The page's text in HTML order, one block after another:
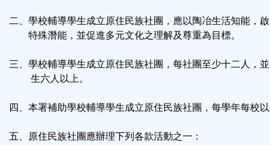
區
二、學校輔導學生成立原住民族社團，應以陶冶生活知能，
特殊潛能，並促進多元文化之理解及尊重為目標。
三、學校輔導學生成立原住民族社團，每社團至少十二人，
生六人以上。
四、本署補助學校輔導學生成立原住民族社團，每學年每校
五、原住民族社團應辦理下列各款活動之一：